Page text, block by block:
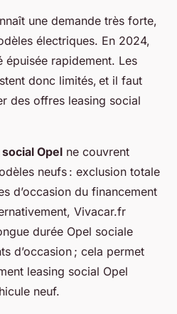
une demande très forte,
électriques. En 2024,
épuisée rapidement. Les
donc limités, et il faut
des offres leasing social
Opel ne couvrent
neufs : exclusion totale
d’occasion du financement
Vivacar.fr
durée Opel sociale
d’occasion ; cela permet
leasing social Opel
neuf.